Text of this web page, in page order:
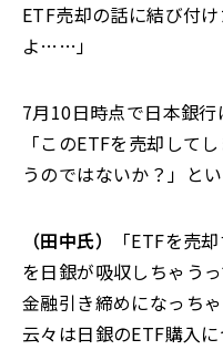
ETF売却の話に結び付
よ……」
7月10日時点で日本銀
「このETFを売却して
うのではないか？」 と
（田中氏） 「ETFを売却
を日銀が吸収しちゃう
金融引き締めになっち
云々は日銀のETF購入